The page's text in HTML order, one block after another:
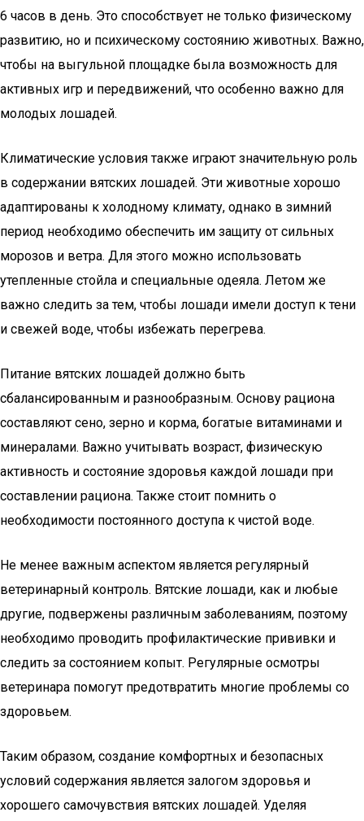
6 часов в день. Это способствует не только физическому
развитию, но и психическому состоянию животных. Важно,
чтобы на выгульной площадке была возможность для
активных игр и передвижений, что особенно важно для
молодых лошадей.
Климатические условия также играют значительную роль
в содержании вятских лошадей. Эти животные хорошо
адаптированы к холодному климату, однако в зимний
период необходимо обеспечить им защиту от сильных
морозов и ветра. Для этого можно использовать
утепленные стойла и специальные одеяла. Летом же
важно следить за тем, чтобы лошади имели доступ к тени
и свежей воде, чтобы избежать перегрева.
Питание вятских лошадей должно быть
сбалансированным и разнообразным. Основу рациона
составляют сено, зерно и корма, богатые витаминами и
минералами. Важно учитывать возраст, физическую
активность и состояние здоровья каждой лошади при
составлении рациона. Также стоит помнить о
необходимости постоянного доступа к чистой воде.
Не менее важным аспектом является регулярный
ветеринарный контроль. Вятские лошади, как и любые
другие, подвержены различным заболеваниям, поэтому
необходимо проводить профилактические прививки и
следить за состоянием копыт. Регулярные осмотры
ветеринара помогут предотвратить многие проблемы со
здоровьем.
Таким образом, создание комфортных и безопасных
условий содержания является залогом здоровья и
хорошего самочувствия вятских лошадей. Уделяя